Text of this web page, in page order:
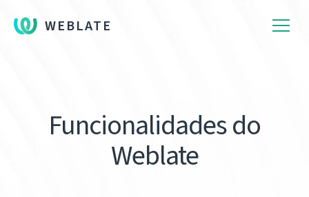
WEBLATE
Funcionalidades do
Weblate